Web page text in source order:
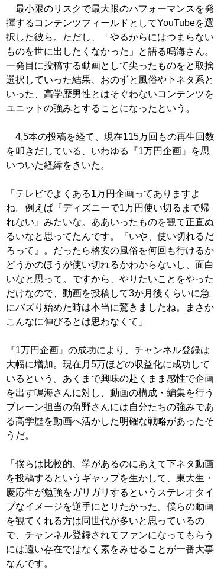
最小限のリスクで最大限のパフォーマンスを発
揮するコンテンツフィールドとしてYouTubeを選
択した彼ら。ただし、「やるからにはつまらない
ものを世に出したくなかった」と語る鳴海さん。
一発目に投稿する動画として尖ったものをと取捨
選択していった結果、おのずと風俗や下ネタ系と
いった、高学歴男性とはそぐわないコンテンツを
ユニットの強みとすることになったという。
4,5本の投稿を経て、現在115万回もの再生回数
を叩きだしている、いわゆる『1万円企画』を思
いついた経緯をきいた。
「テレビでよくある1万円企画ってありますよ
ね。例えば『ディズニーで1万円使い切るまで帰
れない』みたいな。ああいったものを観て正直ぬ
るいなと思ってたんです。『いや、使い切れるだ
ろって』。だったら格安の風俗を何回も行けるか
どうかのほうが使い切れるかわからないし、面白
いなと思って。ですから、やりたいことをやった
だけなので、動画を投稿して3か月後くらいに急
にバズり始めた時は本当に驚きましたね。まさか
こんなに伸びるとは思わなくて」
『1万円企画』の成功により、チャンネル登録は
大幅に増加。現在月5万ほどの収益化に成功して
いるという。あくまで興味の赴くまま感性で企画
を出す鳴海さんに対し、動画の構成・編集を行う
ブレーン担当の角野さんには自分たちの強みであ
る高学歴を動画へ活かした明確な戦略があったそ
うだ。
「僕らは比較的、学があるのにあえて下ネタ動画
を投稿するというギャップを生かして、東大生・
慶応生が勉強をガリガリするというステレオタイ
プなイメージを逆手にとりたかった。僕らの動画
を観てくれる方は同世代が多いと思っているの
で、チャンネル登録されてファンになってもらう
には遠い存在ではなく素をみせることが一番大事
なんです。